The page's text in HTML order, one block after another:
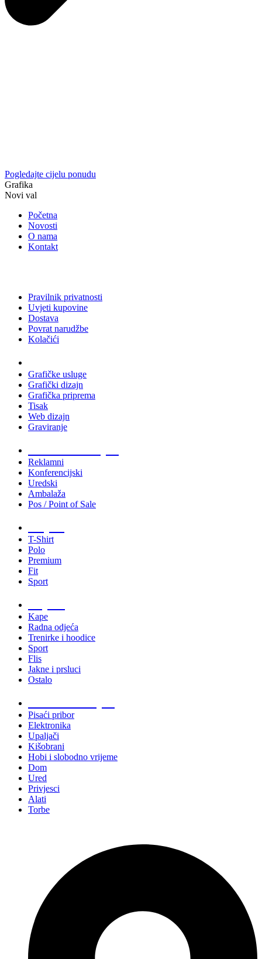
Pogledajte cijelu ponudu
Grafika
Novi val
Početna
Novosti
O nama
Kontakt
Pravilnik privatnosti
Uvjeti kupovine
Dostava
Povrat narudžbe
Kolačići
Grafičke usluge
Grafički dizajn
Grafička priprema
Tisak
Web dizajn
Graviranje
Reklamni
Konferencijski
Uredski
Ambalaža
Pos / Point of Sale
T-Shirt
Polo
Premium
Fit
Sport
Kape
Radna odjeća
Trenirke i hoodice
Sport
Flis
Jakne i prsluci
Ostalo
Pisaći pribor
Elektronika
Upaljači
Kišobrani
Hobi i slobodno vrijeme
Dom
Ured
Privjesci
Alati
Torbe